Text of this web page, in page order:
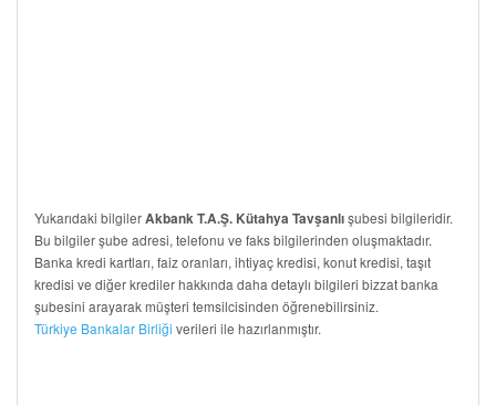
Yukarıdaki bilgilerAkbank T.A.Ş. Kütahya Tavşanlışubesi bilgileridir.
Bu bilgiler şube adresi, telefonu ve faks bilgilerinden oluşmaktadır.
Banka kredi kartları, faiz oranları, ihtiyaç kredisi, konut kredisi, taşıt
kredisi ve diğer krediler hakkında daha detaylı bilgileri bizzat banka
şubesini arayarak müşteri temsilcisinden öğrenebilirsiniz.
Türkiye Bankalar Birliği verileri ile hazırlanmıştır.